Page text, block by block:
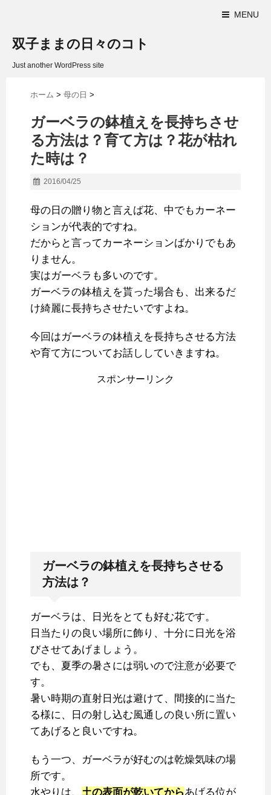
MENU
双子ままの日々のコト
Just another WordPress site
ホーム > 母の日 >
ガーベラの鉢植えを長持ちさせ
る方法は？育て方は？花が枯れ
た時は？
2016/04/25
母の日の贈り物と言えば花、中でもカーネー
ションが代表的ですね。
だからと言ってカーネーションばかりでもあ
りません。
実はガーベラも多いのです。
ガーベラの鉢植えを貰った場合も、出来るだ
け綺麗に長持ちさせたいですよね。
今回はガーベラの鉢植えを長持ちさせる方法
や育て方についてお話ししていきますね。
スポンサーリンク
ガーベラの鉢植えを長持ちさせる
方法は？
ガーベラは、日光をとても好む花です。
日当たりの良い場所に飾り、十分に日光を浴
びさせてあげましょう。
でも、夏季の暑さには弱いので注意が必要で
す。
暑い時期の直射日光は避けて、間接的に当た
る様に、日の射し込む風通しの良い所に置い
てあげると良いですね。
もう一つ、ガーベラが好むのは乾燥気味の場
所です。
水やりは、 土の表面が乾いてからあげる位が